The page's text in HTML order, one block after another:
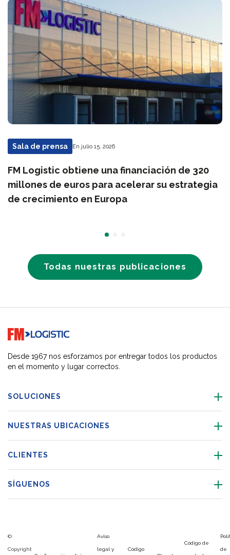
Sala de prensa En julio 15, 2026
FM Logistic obtiene una financiación de 320
millones de euros para acelerar su estrategia
de crecimiento en Europa
Todas nuestras publicaciones
Go to home page
Desde 1967 nos esforzamos por entregar todos los productos
en el momento y lugar correctos.
SOLUCIONES
NUESTRAS UBICACIONES
CLIENTES
SÍGUENOS
©
Copyright
Aviso
legal y
Código
Código de
de